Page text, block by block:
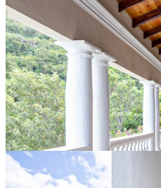
Ver todo (10)